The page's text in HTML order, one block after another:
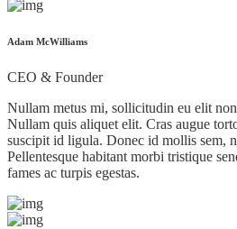
Adam McWilliams
CEO & Founder
Nullam metus mi, sollicitudin eu elit
Nullam quis aliquet elit. Cras augue
suscipit id ligula. Donec id mollis sem,
Pellentesque habitant morbi tristique
fames ac turpis egestas.